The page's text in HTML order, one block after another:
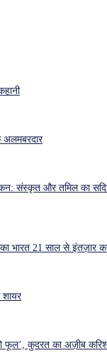
अलमबरदार
संस्कृत और तमिल का
भारत 21 साल से इंतज़ार
फूल’, कुदरत का अज़ीब